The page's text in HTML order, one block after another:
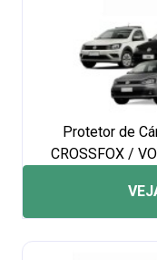
Protetor de
CROSSFOX /